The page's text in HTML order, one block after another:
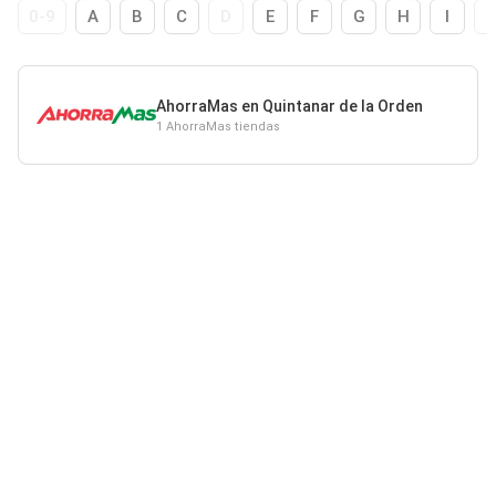
A B C E F G H I
AhorraMas en Quintanar de la Orden
1 AhorraMas tiendas